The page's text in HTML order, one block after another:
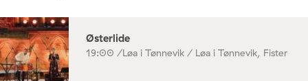
Østerlide
19:00 /Løa i Tønnevik / Løa i Tønnevik, Fister